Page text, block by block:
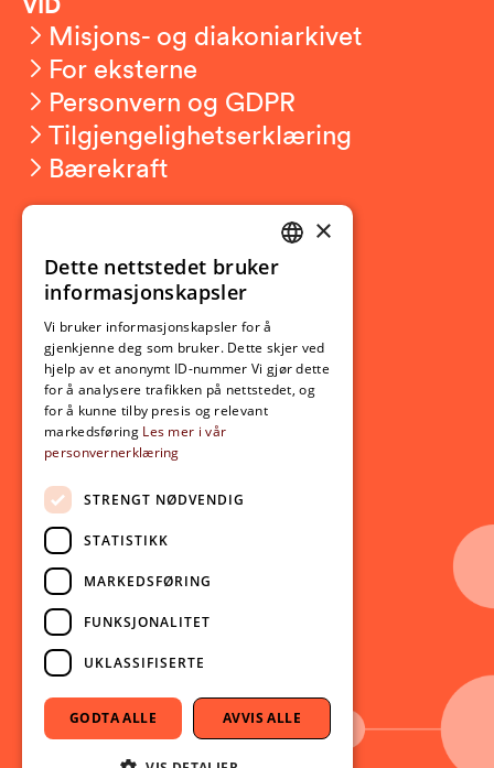
Misjons- og diakoniarkivet
For eksterne
Personvern og GDPR
Tilgjengelighetserklæring
Bærekraft
Ny student
Utveksling
Opptak
Lov- og regelverk
Aktuelt
Nyheter
Arrangementer
Nyhetsbrev
Ledige stillinger
Følg oss på sosiale medier:
Facebook
Instagram
Youtube
LinkedIn
TikTok
NORWEGIAN
×
Dette nettstedet bruker
informasjonskapsler
Vi bruker informasjonskapsler for å
gjenkjenne deg som bruker. Dette skjer ved
hjelp av et anonymt ID-nummer Vi gjør dette
for å analysere trafikken på nettstedet, og
for å kunne tilby presis og relevant
markedsføring Les mer i vår
personvernerklæring
STRENGT NØDVENDIG
STATISTIKK
MARKEDSFØRING
FUNKSJONALITET
UKLASSIFISERTE
GODTA ALLE AVVIS ALLE